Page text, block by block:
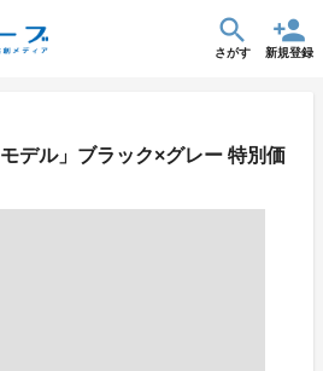
さがす 新規登録
デル」ブラック×グレー 特別価